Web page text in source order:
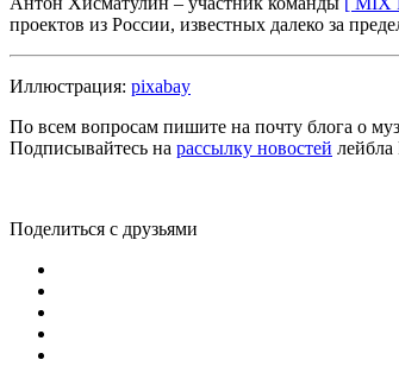
проектов из России, известных далеко за
Иллюстрация: pixabay
По всем вопросам пишите на почту блога о
Подписывайтесь на рассылку новостей
Поделиться с друзьями